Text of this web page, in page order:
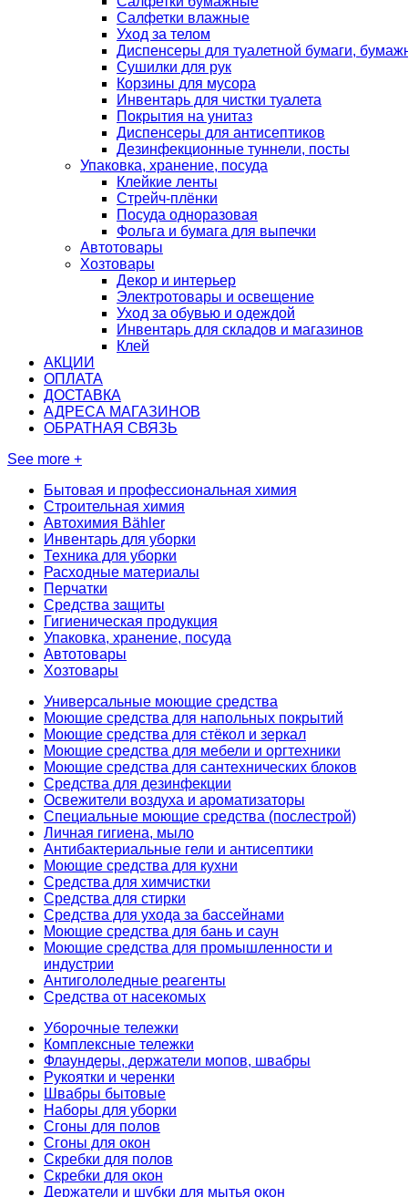
Салфетки влажные
Уход за телом
Диспенсеры для туалетной бумаги,
Сушилки для рук
Корзины для мусора
Инвентарь для чистки туалета
Покрытия на унитаз
Диспенсеры для антисептиков
Дезинфекционные туннели, посты
Упаковка, хранение, посуда
Клейкие ленты
Стрейч-плёнки
Посуда одноразовая
Фольга и бумага для выпечки
Автотовары
Хозтовары
Декор и интерьер
Электротовары и освещение
Уход за обувью и одеждой
Инвентарь для складов и магазинов
Клей
АКЦИИ
ОПЛАТА
ДОСТАВКА
АДРЕСА МАГАЗИНОВ
ОБРАТНАЯ СВЯЗЬ
See more +
Бытовая и профессиональная химия
Строительная химия
Автохимия Bähler
Инвентарь для уборки
Техника для уборки
Расходные материалы
Перчатки
Средства защиты
Гигиеническая продукция
Упаковка, хранение, посуда
Автотовары
Хозтовары
Универсальные моющие средства
Моющие средства для напольных покрытий
Моющие средства для стёкол и зеркал
Моющие средства для мебели и оргтехники
Моющие средства для сантехнических блоков
Средства для дезинфекции
Освежители воздуха и ароматизаторы
Специальные моющие средства (послестрой)
Личная гигиена, мыло
Антибактериальные гели и антисептики
Моющие средства для кухни
Средства для химчистки
Средства для стирки
Средства для ухода за бассейнами
Моющие средства для бань и саун
Моющие средства для промышленности и
индустрии
Антигололедные реагенты
Средства от насекомых
Уборочные тележки
Комплексные тележки
Флаундеры, держатели мопов, швабры
Рукоятки и черенки
Швабры бытовые
Наборы для уборки
Сгоны для полов
Сгоны для окон
Скребки для полов
Скребки для окон
Держатели и шубки для мытья окон